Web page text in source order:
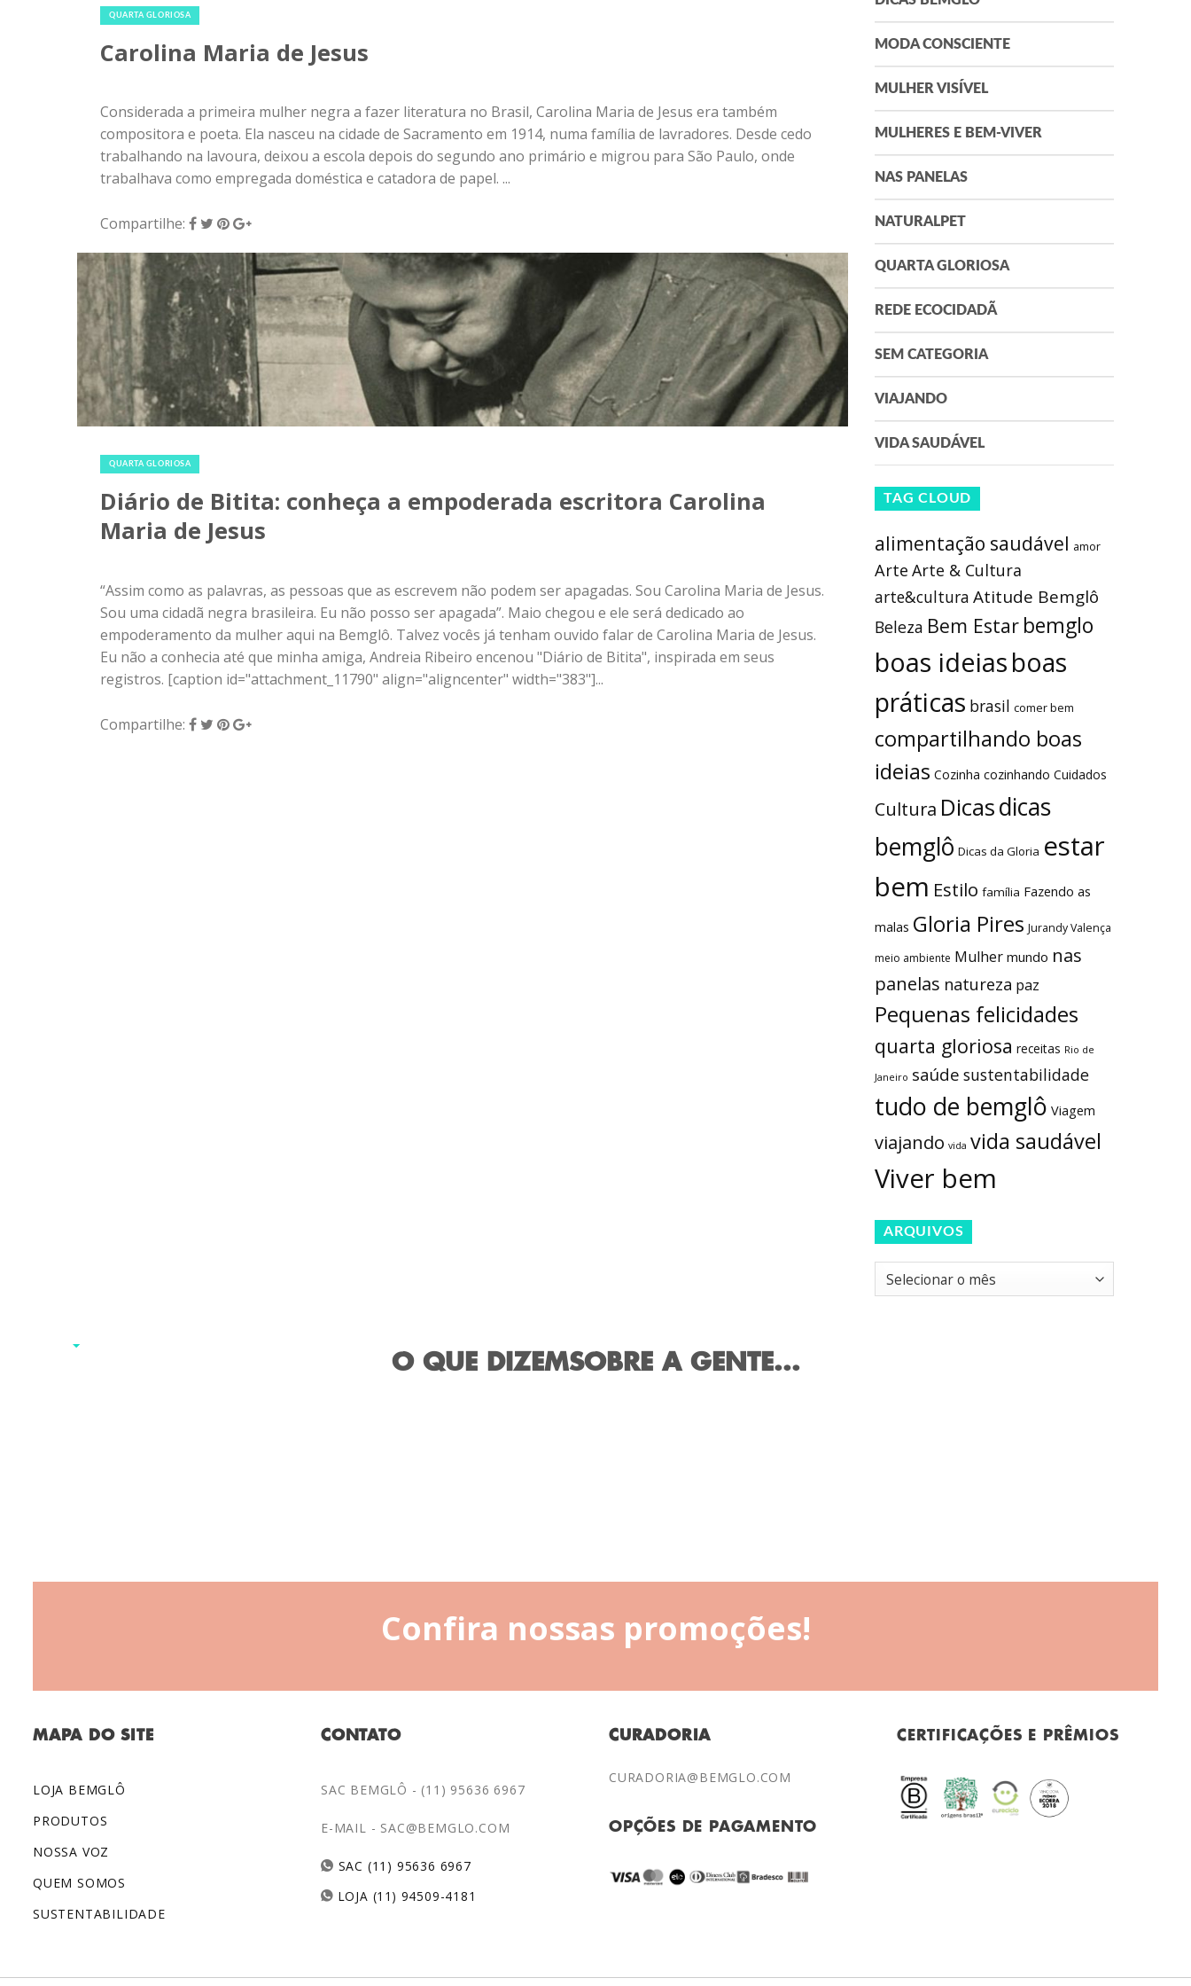
QUARTA GLORIOSA
Carolina Maria de Jesus
Considerada a primeira mulher negra a fazer literatura no Brasil, Carolina Maria de Jesus era também
compositora e poeta. Ela nasceu na cidade de Sacramento em 1914, numa família de lavradores. Desde cedo
trabalhando na lavoura, deixou a escola depois do segundo ano primário e migrou para São Paulo, onde
trabalhava como empregada doméstica e catadora de papel. ...
Compartilhe:
QUARTA GLORIOSA
Diário de Bitita: conheça a empoderada escritora Carolina
Maria de Jesus
“Assim como as palavras, as pessoas que as escrevem não podem ser apagadas. Sou Carolina Maria de Jesus.
Sou uma cidadã negra brasileira. Eu não posso ser apagada”. Maio chegou e ele será dedicado ao
empoderamento da mulher aqui na Bemglô. Talvez vocês já tenham ouvido falar de Carolina Maria de Jesus.
Eu não a conhecia até que minha amiga, Andreia Ribeiro encenou "Diário de Bitita", inspirada em seus
registros. [caption id="attachment_11790" align="aligncenter" width="383"]...
Compartilhe:
MODA CONSCIENTE
MULHER VISÍVEL
MULHERES E BEM-VIVER
NAS PANELAS
NATURALPET
QUARTA GLORIOSA
REDE ECOCIDADÃ
SEM CATEGORIA
VIAJANDO
VIDA SAUDÁVEL
TAG CLOUD
alimentação saudável amor
Arte Arte & Cultura
arte&cultura Atitude Bemglô
Beleza Bem Estar bemglo
boas ideiasboas
práticas brasil comer bem
compartilhando boas
ideias Cozinha cozinhando Cuidados
Cultura Dicasdicas
bemglô Dicas da Gloria estar
bem Estilo família Fazendo as
malas Gloria Pires Jurandy Valença
meio ambiente Mulher mundo nas
panelas natureza paz
Pequenas felicidades
quarta gloriosa receitas Rio de
Janeiro saúde sustentabilidade
tudo de bemglô Viagem
viajando vida vida saudável
Viver bem
ARQUIVOS
Arquivos
O QUE DIZEMSOBRE A GENTE...
Confira nossas promoções!
MAPA DO SITE
LOJA BEMGLÔ
PRODUTOS
NOSSA VOZ
QUEM SOMOS
SUSTENTABILIDADE
CONTATO
SAC BEMGLÔ - (11) 95636 6967
E-MAIL - SAC@BEMGLO.COM
SAC (11) 95636 6967
LOJA (11) 94509-4181
CURADORIA
CURADORIA@BEMGLO.COM
OPÇÕES DE PAGAMENTO
CERTIFICAÇÕES E PRÊMIOS